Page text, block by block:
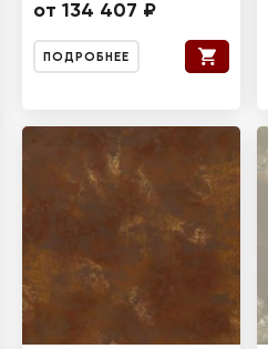
от 134 407 ₽
ПОДРОБНЕЕ